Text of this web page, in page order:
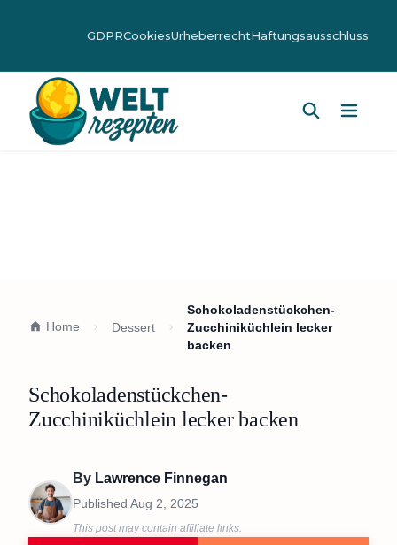
GDPRCookiesUrheberrechtHaftungsausschluss
Home Dessert
Schokoladenstückchen-
Zucchiniküchlein lecker
backen
Schokoladenstückchen-
Zucchiniküchlein lecker backen
By Lawrence Finnegan
Published Aug 2, 2025
This post may contain affiliate links.